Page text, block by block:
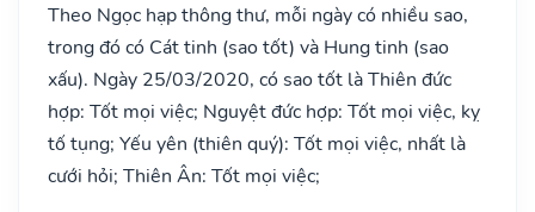
Theo Ngọc hạp thông thư, mỗi ngày có nhiều sao,
trong đó có Cát tinh (sao tốt) và Hung tinh (sao
xấu). Ngày 25/03/2020, có sao tốt là Thiên đức
hợp: Tốt mọi việc; Nguyệt đức hợp: Tốt mọi việc, kỵ
tố tụng; Yếu yên (thiên quý): Tốt mọi việc, nhất là
cưới hỏi; Thiên Ân: Tốt mọi việc;